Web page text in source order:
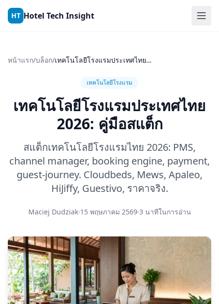
Skip to content
HT Hotel Tech Insight
หน้าแรก/บล็อก/ เทคโนโลยีโรงแรมประเทศไทย 2026: คู่มือสแต็ก
เทคโนโลยีโรงแรม
เทคโนโลยีโรงแรมประเทศไทย
2026: คู่มือสแต็ก
สแต็กเทคโนโลยีโรงแรมไทย 2026: PMS,
channel manager, booking engine, payment,
guest-journey. Cloudbeds, Mews, Apaleo,
HiJiffy, Guestivo, ราคาจริง.
Maciej Dudziak·15 พฤษภาคม 2569·3 นาทีในการอ่าน